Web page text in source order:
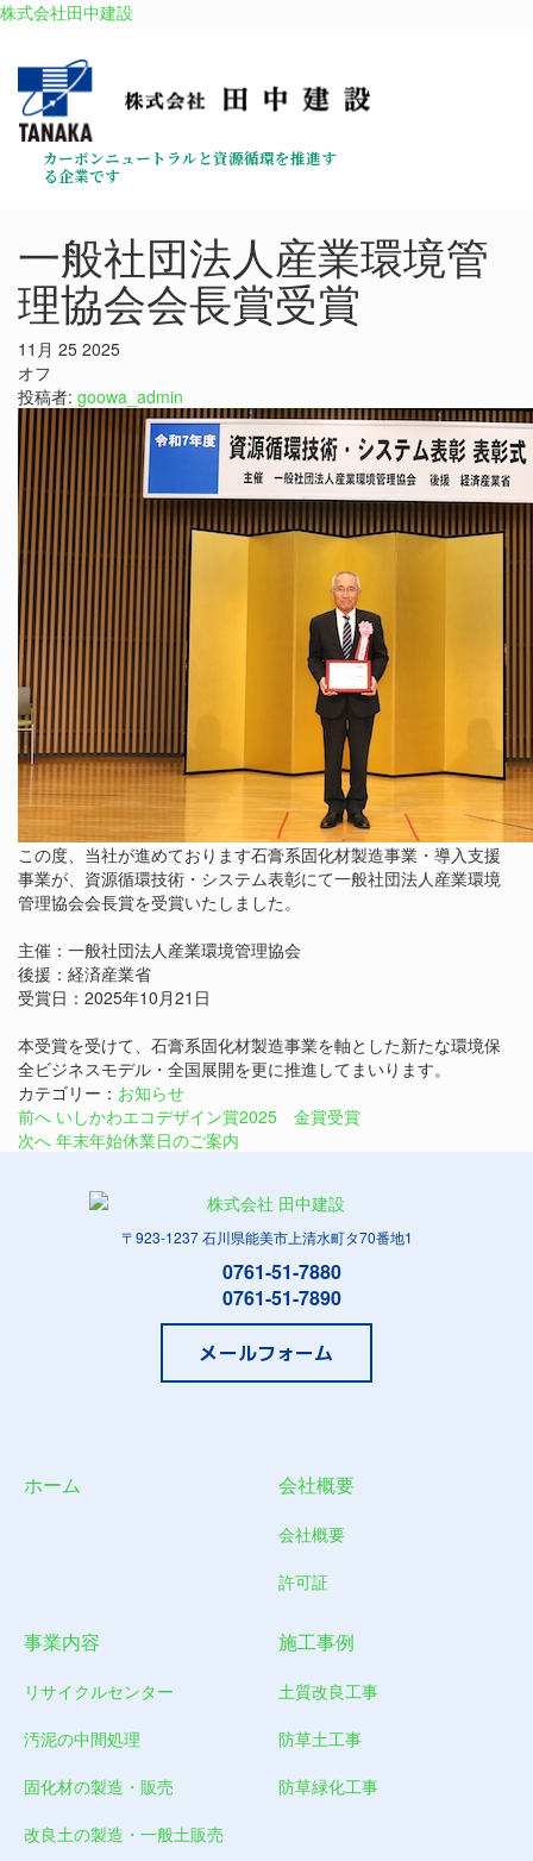
株式会社田中建設
カーボンニュートラルと資源循環を推進す
る企業です
一般社団法人産業環境管
理協会会長賞受賞
11月 25 2025
オフ
投稿者: goowa_admin
この度、当社が進めております石膏系固化材製造事業・導入支援
事業が、資源循環技術・システム表彰にて一般社団法人産業環境
管理協会会長賞を受賞いたしました。
主催：一般社団法人産業環境管理協会
後援：経済産業省
受賞日：2025年10月21日
本受賞を受けて、石膏系固化材製造事業を軸とした新たな環境保
全ビジネスモデル・全国展開を更に推進してまいります。
カテゴリー： お知らせ
前へ いしかわエコデザイン賞2025 金賞受賞
次へ 年末年始休業日のご案内
〒923-1237 石川県能美市上清水町タ70番地1
0761-51-7880
0761-51-7890
メールフォーム
ホーム 会社概要
会社概要
許可証
事業内容
リサイクルセンター
汚泥の中間処理
固化材の製造・販売
改良土の製造・一般土販売
施工事例
土質改良工事
防草土工事
防草緑化工事